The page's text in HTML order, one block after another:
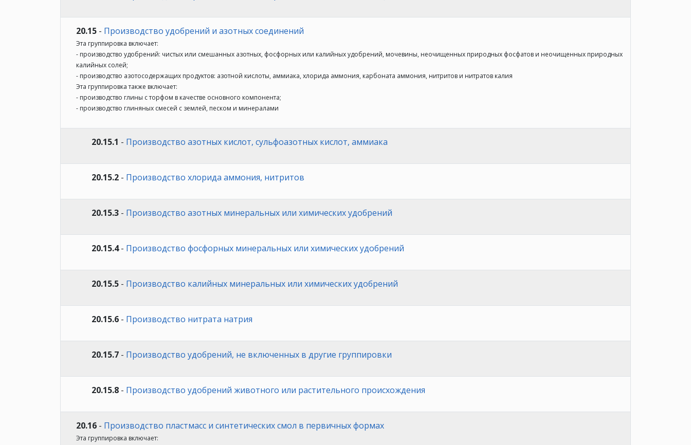
20.15 - Производство удобрений и азотных соединений
Эта группировка включает:
- производство удобрений: чистых или смешанных азотных, фосфорных или калийных удобрений, мочевины, неочищенных природных фосфатов и неочищенных природных
калийных солей;
- производство азотосодержащих продуктов: азотной кислоты, аммиака, хлорида аммония, карбоната аммония, нитритов и нитратов калия
Эта группировка также включает:
- производство глины с торфом в качестве основного компонента;
- производство глиняных смесей с землей, песком и минералами
20.15.1 - Производство азотных кислот, сульфоазотных кислот, аммиака
20.15.2 - Производство хлорида аммония, нитритов
20.15.3 - Производство азотных минеральных или химических удобрений
20.15.4- Производство фосфорных минеральных или химических удобрений
20.15.5 - Производство калийных минеральных или химических удобрений
20.15.6 - Производство нитрата натрия
20.15.7 - Производство удобрений, не включенных в другие группировки
20.15.8 - Производство удобрений животного или растительного происхождения
20.16 - Производство пластмасс и синтетических смол в первичных формах
Эта группировка включает: